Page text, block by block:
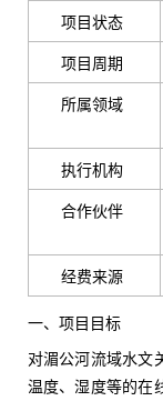
项目状态
项目周期
所属领域
执行机构
合作伙伴
经费来源
一、项目目标
对湄公河流域水文
温度、湿度等的在